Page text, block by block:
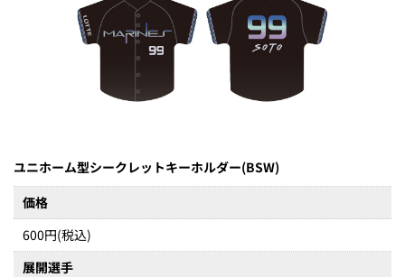
ユニホーム型シークレットキーホルダー(BSW)
価格
600円(税込)
展開選手